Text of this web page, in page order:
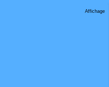
Affichage